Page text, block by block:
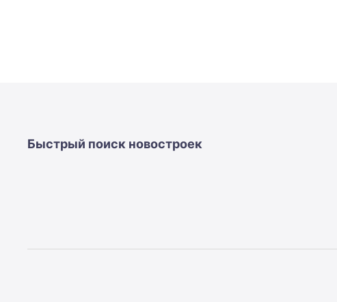
Быстрый поиск новостроек